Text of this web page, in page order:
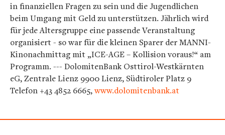
in finanziellen Fragen zu sein und die Jugendlichen
beim Umgang mit Geld zu unterstützen. Jährlich wird
für jede Altersgruppe eine passende Veranstaltung
organisiert - so war für die kleinen Sparer der MANNI-
Kinonachmittag mit „ICE-AGE – Kollision voraus!“ am
Programm. --- DolomitenBank Osttirol-Westkärnten
eG, Zentrale Lienz 9900 Lienz, Südtiroler Platz 9
Telefon +43 4852 6665,www.dolomitenbank.at